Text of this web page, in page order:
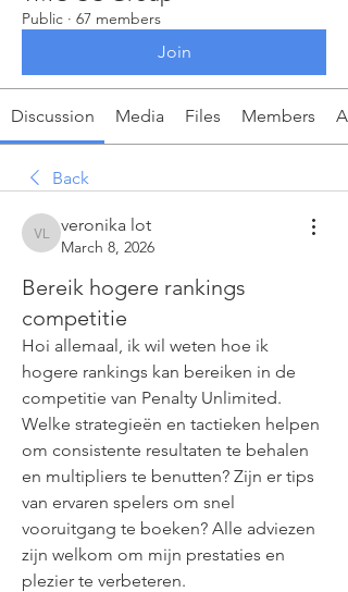
Public · 67 members
Join
Discussion Media Files Members
Back
veronika lot
veronika lot
March 8, 2026
Bereik hogere rankings
competitie
Hoi allemaal, ik wil weten hoe ik
hogere rankings kan bereiken in de
competitie van Penalty Unlimited.
Welke strategieën en tactieken helpen
om consistente resultaten te behalen
en multipliers te benutten? Zijn er tips
van ervaren spelers om snel
vooruitgang te boeken? Alle adviezen
zijn welkom om mijn prestaties en
plezier te verbeteren.